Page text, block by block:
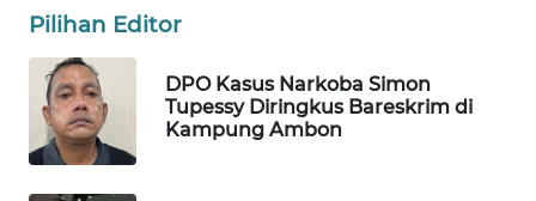
Pilihan Editor
DPO Kasus Narkoba Simon
Tupessy Diringkus Bareskrim di
Kampung Ambon
TANI
WAHANA
ADVOKAT
WAHANA
INFRASTRUKTUR